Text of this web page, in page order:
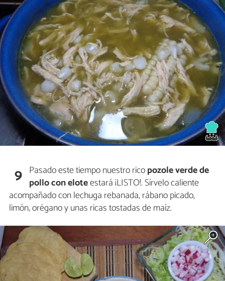
9 Pasado este tiempo nuestro ricopozole verde de
pollo con eloteestará ¡LISTO!. Sírvelo caliente
acompañado con lechuga rebanada, rábano picado,
limón, orégano y unas ricas tostadas de maíz.